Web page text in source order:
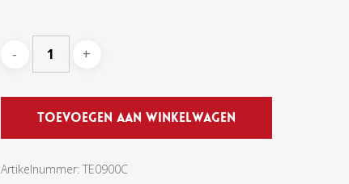
Toevoegen Aan Winkelwagen
Artikelnummer: TE0900C